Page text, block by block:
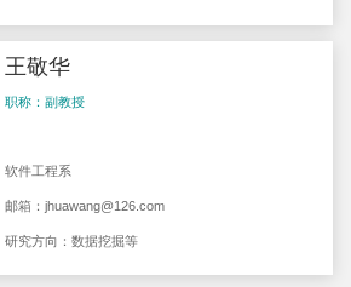
王敬华
职称：副教授
软件工程系
邮箱：jhuawang@126.com
研究方向：数据挖掘等